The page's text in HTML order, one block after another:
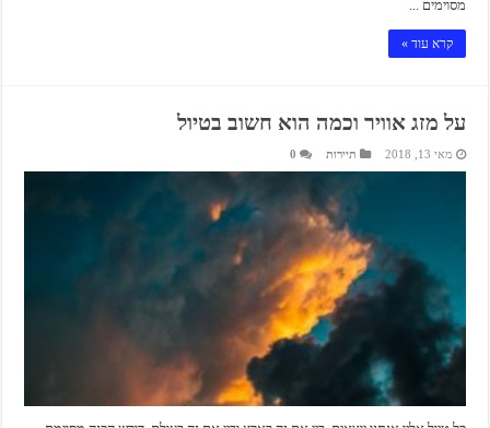
מסוימים ...
קרא עוד »
על מזג אוויר וכמה הוא חשוב בטיול
מאי 13, 2018 תיירות 0